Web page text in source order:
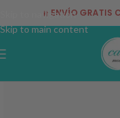
Skip to navigation
Skip to main content
¡¡ ENVÍO GRATIS